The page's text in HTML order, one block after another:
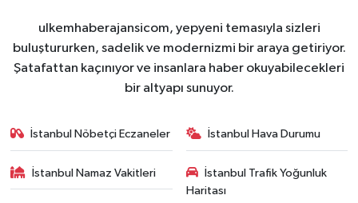
ulkemhaberajansicom, yepyeni temasıyla sizleri
buluştururken, sadelik ve modernizmi bir araya getiriyor.
Şatafattan kaçınıyor ve insanlara haber okuyabilecekleri
bir altyapı sunuyor.
İstanbul Nöbetçi Eczaneler İstanbul Hava Durumu
İstanbul Namaz Vakitleri
İstanbul Trafik Yoğunluk
Haritası